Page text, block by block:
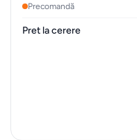
Precomandă
Pret la cerere